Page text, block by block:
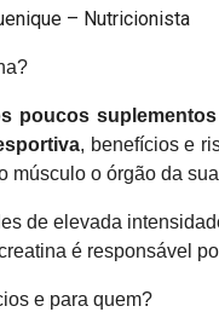
– Nutricionista
poucos
, benefícios e
músculo o órgão da
de elevada
é responsável
e para quem?